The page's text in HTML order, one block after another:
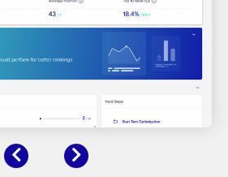
ПретходнаСледна